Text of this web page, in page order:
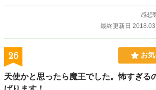
感想
最終更新日
26 お
天使かと思ったら魔王でした。怖すぎる